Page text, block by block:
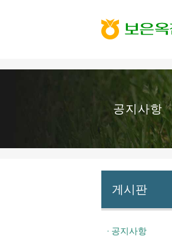
공지사항
게시판
· 공지사항